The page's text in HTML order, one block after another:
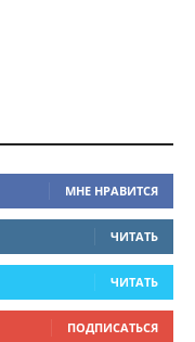
МНЕ НРАВИТСЯ
ЧИТАТЬ
ЧИТАТЬ
ПОДПИСАТЬСЯ